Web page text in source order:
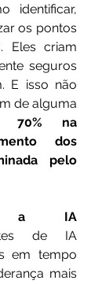
identificar,
os pontos
Eles criam
seguros
E isso não
de alguma
70% na
dos
pelo
a IA
de IA
em tempo
mais